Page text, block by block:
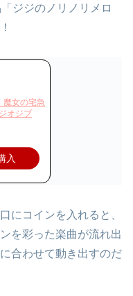
ジジのノリノリメロ
魔女の宅急
オジブ
入
にコインを入れると、
を彩った楽曲が流れ出
合わせて動き出すのだ